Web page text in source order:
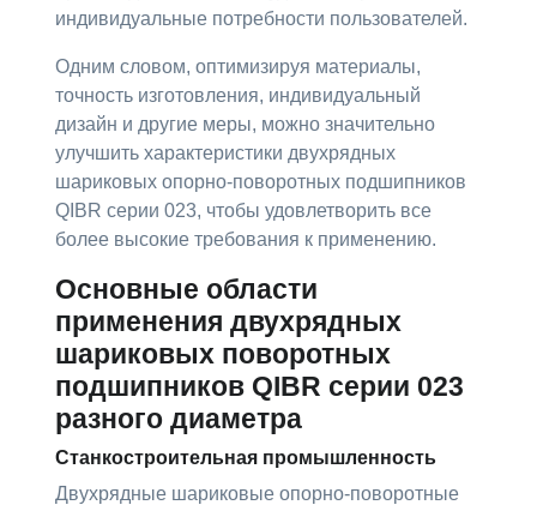
индивидуальные потребности пользователей.
Одним словом, оптимизируя материалы,
точность изготовления, индивидуальный
дизайн и другие меры, можно значительно
улучшить характеристики двухрядных
шариковых опорно-поворотных подшипников
QIBR серии 023, чтобы удовлетворить все
более высокие требования к применению.
Основные области
применения двухрядных
шариковых поворотных
подшипников QIBR серии 023
разного диаметра
Станкостроительная промышленность
Двухрядные шариковые опорно-поворотные